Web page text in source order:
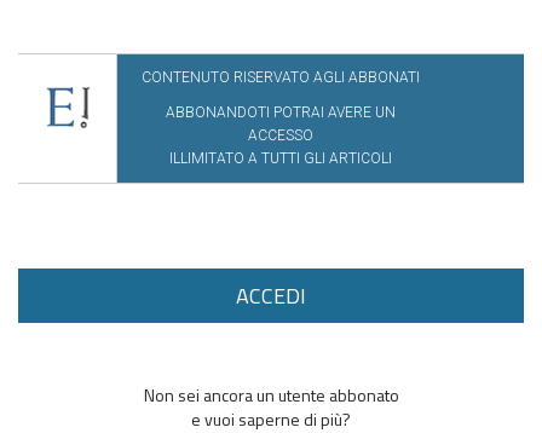
CONTENUTO RISERVATO AGLI ABBONATI
ABBONANDOTI POTRAI AVERE UN
ACCESSO
ILLIMITATO A TUTTI GLI ARTICOLI
ACCEDI
Non sei ancora un utente abbonato
e vuoi saperne di più?